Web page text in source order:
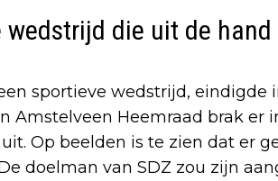
wedstrijd die uit de
sportieve wedstrijd, eindigde
Amstelveen Heemraad brak er
Op beelden is te zien dat er
doelman van SDZ zou zijn